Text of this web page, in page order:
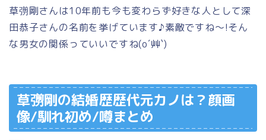
草彅剛さんは10年前も今も変わらず好きな人として深
田恭子さんの名前を挙げています♪素敵ですね～!そん
な男女の関係っていいですね(o´艸`)
草彅剛の結婚歴歴代元カノは？顔画
像/馴れ初め/噂まとめ